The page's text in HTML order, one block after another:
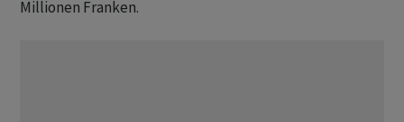
Millionen Franken.